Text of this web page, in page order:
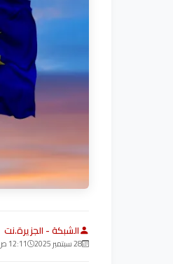
الشبكة - الجزيرة.نت
28 سبتمبر 2025 12:11 ص